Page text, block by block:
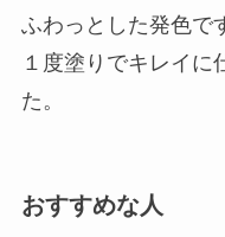
ふわっとした発色で
１度塗りでキレイに
た。
おすすめな人